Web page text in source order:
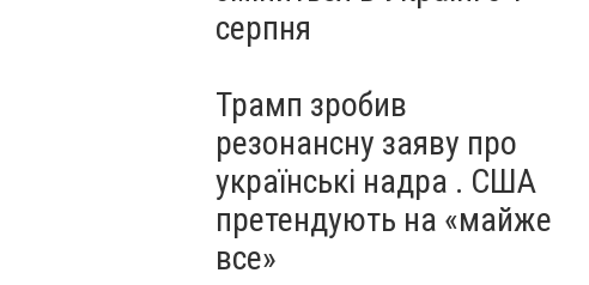
серпня
Трамп зробив
резонансну заяву про
українські надра . США
претендують на «майже
все»